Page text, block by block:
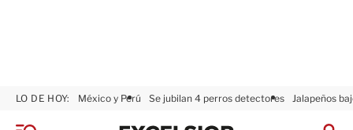
LO DE HOY: México y Perú Se jubilan 4 perros detectores Jalapeños